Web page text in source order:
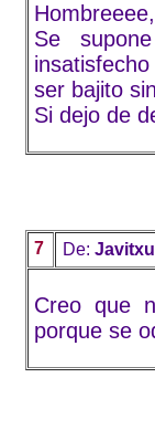
Se
ser bajito
Si dejo de
7 De: Javitxu
Creo que
porque se